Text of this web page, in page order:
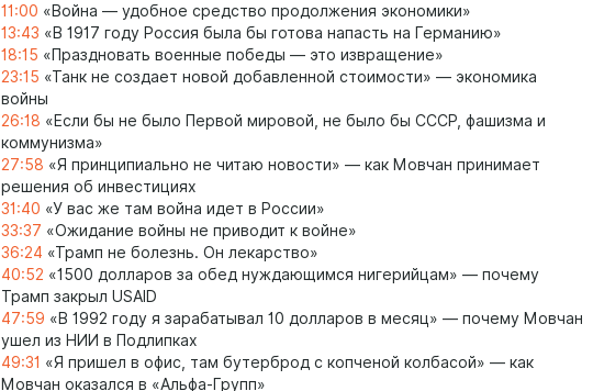
11:00 «Война — удобное средство продолжения экономики»
13:43 «В 1917 году Россия была бы готова напасть на Германию»
18:15 «Праздновать военные победы — это извращение»
23:15 «Танк не создает новой добавленной стоимости» — экономика
войны
26:18 «Если бы не было Первой мировой, не было бы СССР, фашизма и
коммунизма»
27:58 «Я принципиально не читаю новости» — как Мовчан принимает
решения об инвестициях
31:40 «У вас же там война идет в России»
33:37 «Ожидание войны не приводит к войне»
36:24 «Трамп не болезнь. Он лекарство»
40:52 «1500 долларов за обед нуждающимся нигерийцам» — почему
Трамп закрыл USAID
47:59 «В 1992 году я зарабатывал 10 долларов в месяц» — почему Мовчан
ушел из НИИ в Подлипках
49:31 «Я пришел в офис, там бутерброд с копченой колбасой» — как
Мовчан оказался в «Альфа-Групп»